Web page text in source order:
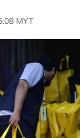
MYT